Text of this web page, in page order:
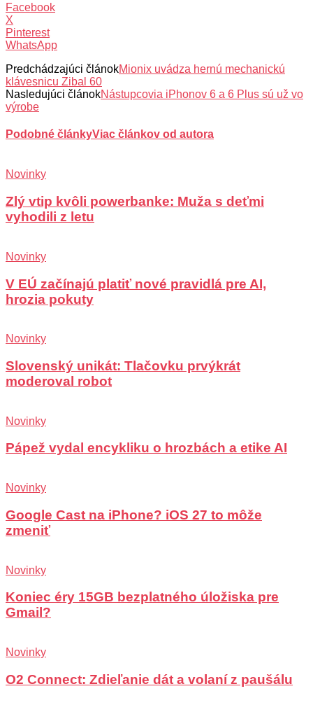
Facebook
X
Pinterest
WhatsApp
Predchádzajúci článokMionix uvádza hernú mechanickú
klávesnicu Zibal 60
Nasledujúci článokNástupcovia iPhonov 6 a 6 Plus sú už vo
výrobe
Podobné článkyViac článkov od autora
Novinky
Zlý vtip kvôli powerbanke: Muža s deťmi
vyhodili z letu
Novinky
V EÚ začínajú platiť nové pravidlá pre AI,
hrozia pokuty
Novinky
Slovenský unikát: Tlačovku prvýkrát
moderoval robot
Novinky
Pápež vydal encykliku o hrozbách a etike AI
Novinky
Google Cast na iPhone? iOS 27 to môže
zmeniť
Novinky
Koniec éry 15GB bezplatného úložiska pre
Gmail?
Novinky
O2 Connect: Zdieľanie dát a volaní z paušálu